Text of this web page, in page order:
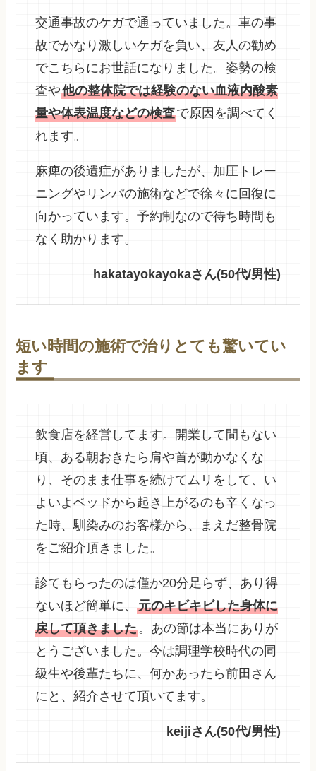
交通事故のケガで通っていました。車の事
故でかなり激しいケガを負い、友人の勧め
でこちらにお世話になりました。姿勢の検
査や他の整体院では経験のない血液内酸素
量や体表温度などの検査で原因を調べてく
れます。
麻痺の後遺症がありましたが、加圧トレー
ニングやリンパの施術などで徐々に回復に
向かっています。予約制なので待ち時間も
なく助かります。
hakatayokayokaさん(50代/男性)
短い時間の施術で治りとても驚いてい
ます
飲食店を経営してます。開業して間もない
頃、ある朝おきたら肩や首が動かなくな
り、そのまま仕事を続けてムリをして、い
よいよベッドから起き上がるのも辛くなっ
た時、馴染みのお客様から、まえだ整骨院
をご紹介頂きました。
診てもらったのは僅か20分足らず、あり得
ないほど簡単に、元のキビキビした身体に
戻して頂きました。あの節は本当にありが
とうございました。今は調理学校時代の同
級生や後輩たちに、何かあったら前田さん
にと、紹介させて頂いてます。
keijiさん(50代/男性)